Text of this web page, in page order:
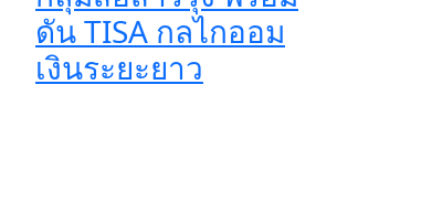
ดัน TISA กลไกออม
เงินระยะยาว